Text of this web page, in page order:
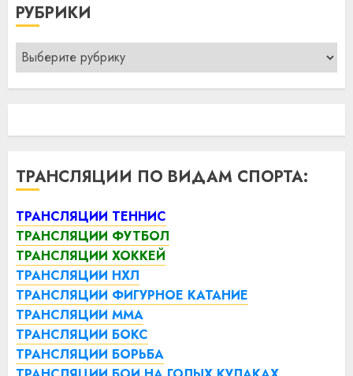
РУБРИКИ
Рубрики
ТРАНСЛЯЦИИ ПО ВИДАМ СПОРТА:
ТРАНСЛЯЦИИ ТЕННИС
ТРАНСЛЯЦИИ ФУТБОЛ
ТРАНСЛЯЦИИ ХОККЕЙ
ТРАНСЛЯЦИИ НХЛ
ТРАНСЛЯЦИИ ФИГУРНОЕ КАТАНИЕ
ТРАНСЛЯЦИИ ММА
ТРАНСЛЯЦИИ БОКС
ТРАНСЛЯЦИИ БОРЬБА